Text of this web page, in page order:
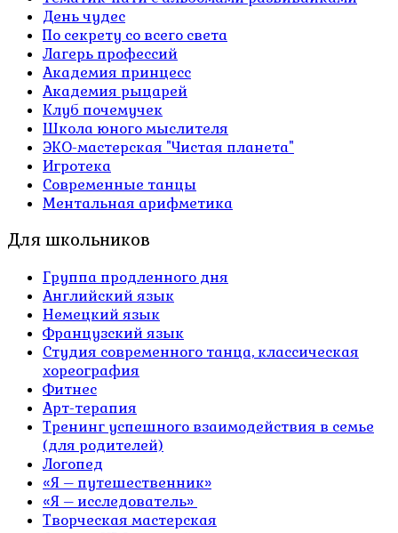
День чудес
По секрету со всего света
Лагерь профессий
Академия принцесс
Академия рыцарей
Клуб почемучек
Школа юного мыслителя
ЭКО-мастерская "Чистая планета"
Игротека
Современные танцы
Ментальная арифметика
Для школьников
Группа продленного дня
Английский язык
Немецкий язык
Французский язык
Студия современного танца, классическая
хореография
Фитнес
Арт-терапия
Тренинг успешного взаимодействия в семье
(для родителей)
Логопед
«Я – путешественник»
«Я – исследователь»
Творческая мастерская